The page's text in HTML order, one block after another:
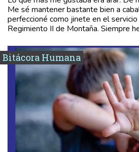
Me sé mantener bastante bien a
perfeccioné como jinete en el
Regimiento II de Montaña. Siempre
Bitácora Humana